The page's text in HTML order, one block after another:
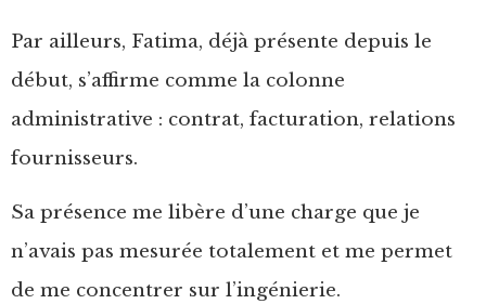
Par ailleurs, Fatima, déjà présente depuis le
début, s’affirme comme la colonne
administrative : contrat, facturation, relations
fournisseurs.
Sa présence me libère d’une charge que je
n’avais pas mesurée totalement et me permet
de me concentrer sur l’ingénierie.